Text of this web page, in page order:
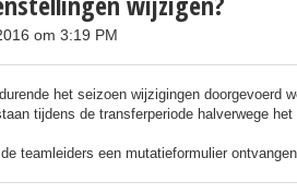
om 3:19 PM
het seizoen wijzigingen doorgevoerd
tijdens de transferperiode halverwege het
teamleiders een mutatieformulier